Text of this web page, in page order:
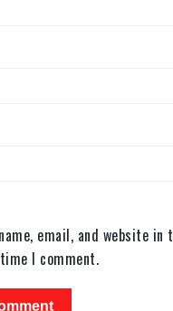
email, and website
I comment.